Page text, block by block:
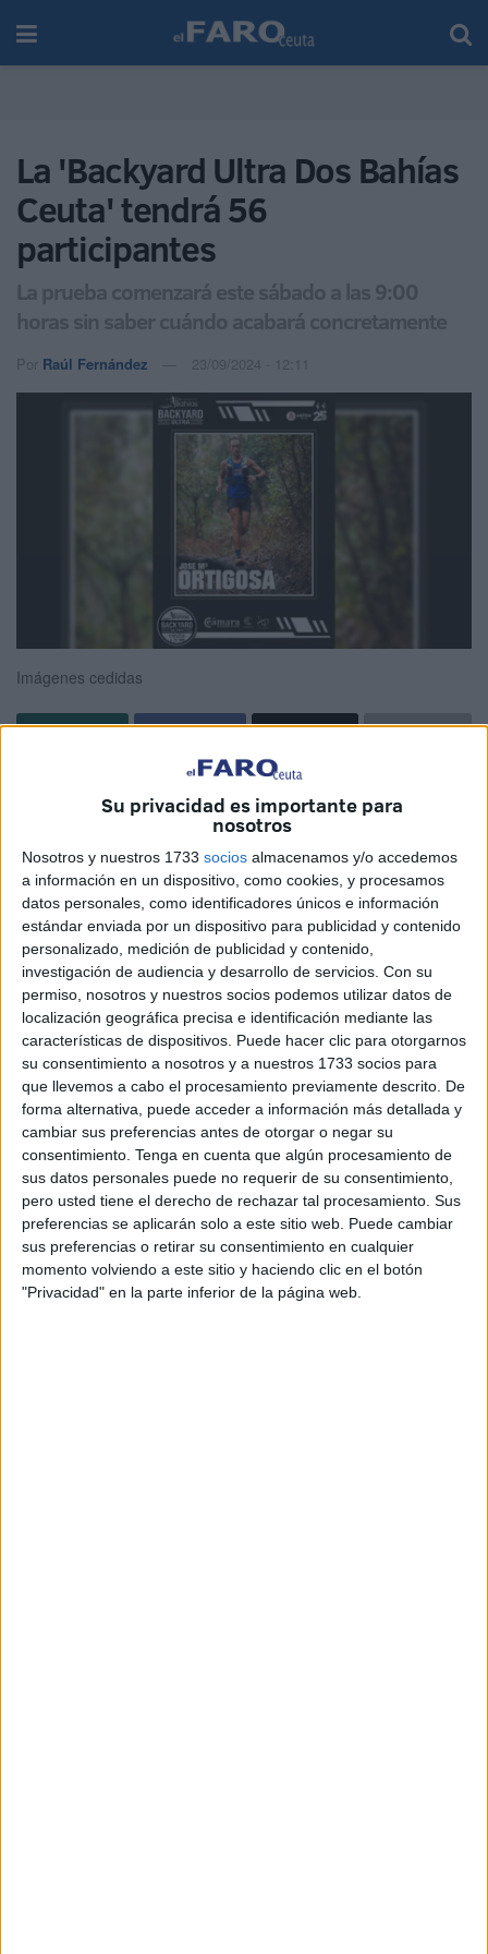
Su privacidad es importante para
nosotros
Nosotros y nuestros 1733 socios almacenamos y/o accedemos
a información en un dispositivo, como cookies, y procesamos
datos personales, como identificadores únicos e información
estándar enviada por un dispositivo para publicidad y contenido
personalizado, medición de publicidad y contenido,
investigación de audiencia y desarrollo de servicios. Con su
permiso, nosotros y nuestros socios podemos utilizar datos de
localización geográfica precisa e identificación mediante las
características de dispositivos. Puede hacer clic para otorgarnos
su consentimiento a nosotros y a nuestros 1733 socios para
que llevemos a cabo el procesamiento previamente descrito. De
forma alternativa, puede acceder a información más detallada y
cambiar sus preferencias antes de otorgar o negar su
consentimiento. Tenga en cuenta que algún procesamiento de
sus datos personales puede no requerir de su consentimiento,
pero usted tiene el derecho de rechazar tal procesamiento. Sus
preferencias se aplicarán solo a este sitio web. Puede cambiar
sus preferencias o retirar su consentimiento en cualquier
momento volviendo a este sitio y haciendo clic en el botón
"Privacidad" en la parte inferior de la página web.
La 'Backyard Ultra Dos Bahías
Ceuta' tendrá 56
participantes
La prueba comenzará este sábado a las 9:00
horas sin saber cuándo acabará concretamente
Por Raúl Fernández 23/09/2024 - 12:11
Imágenes cedidas
Este sábado se va disputar una de las
deportivasmás novedosas. Se trata de la‘Backyard
, en la que primará la resistencia
más que la velocidad.
El club organizador,Anyera, ha cerrado la participación en
56 ‘valientes’. Serán los primeroscorredores que pongan
en liza esta competición, que se va a desarrollar este
sábado a partir de las 9:00 horas desde el parque de San
Amaro.
“Una Backyard Ultra es una prueba deportiva
completamente diferente a lo que estamos acostumbrados.
Es una prueba que pone en valor la resistencia física y
psicológica del participante, frente a la rapidez o la
velocidad, así como la estrategia de cada corredor, pues
puede ser decisiva a la hora de determinar el vencedor de
cada edición.
Una Backyard Ultra sólo tiene día y hora de comienzo. El